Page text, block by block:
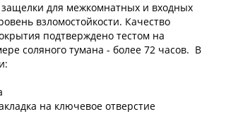
защелки для межкомнатных и входных
взломостойкости. Качество
подтверждено тестом на
соляного тумана - более 72 часов. В
на ключевое отверстие